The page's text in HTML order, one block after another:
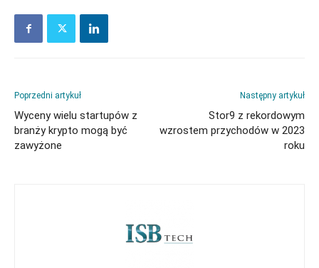
Poprzedni artykuł
Wyceny wielu startupów z
branży krypto mogą być
zawyżone
Następny artykuł
Stor9 z rekordowym
wzrostem przychodów w 2023
roku